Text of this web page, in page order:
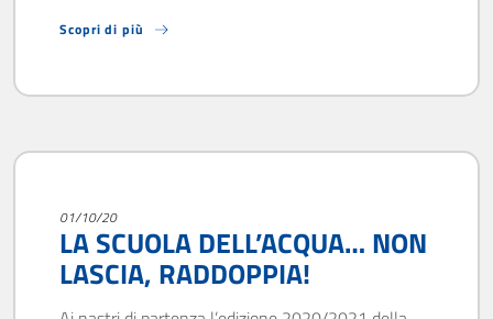
Scopri di più
01/10/20
LA SCUOLA DELL’ACQUA… NON
LASCIA, RADDOPPIA!